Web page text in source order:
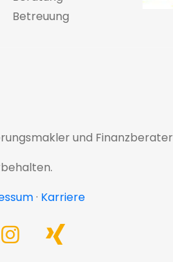
Betreuung
und Finanzberater
· Karriere